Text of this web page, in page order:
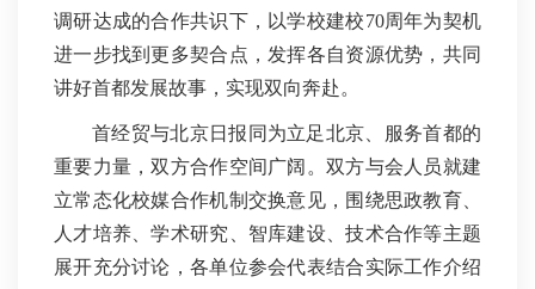
调研达成的合作共识下，以学校建校70周年为契机
进一步找到更多契合点，发挥各自资源优势，共同
讲好首都发展故事，实现双向奔赴。
首经贸与北京日报同为立足北京、服务首都的
重要力量，双方合作空间广阔。双方与会人员就建
立常态化校媒合作机制交换意见，围绕思政教育、
人才培养、学术研究、智库建设、技术合作等主题
展开充分讨论，各单位参会代表结合实际工作介绍